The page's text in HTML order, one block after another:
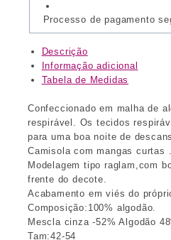
Processo de pagamento
Descrição
Informação adicional
Tabela de Medidas
Confeccionado em malha de
respirável. Os tecidos
para uma boa noite de
Camisola com mangas curtas .
Modelagem tipo raglam,com
frente do decote.
Acabamento em viés do
Composição:100% algodão.
Mescla cinza -52% Algodão
Tam:42-54